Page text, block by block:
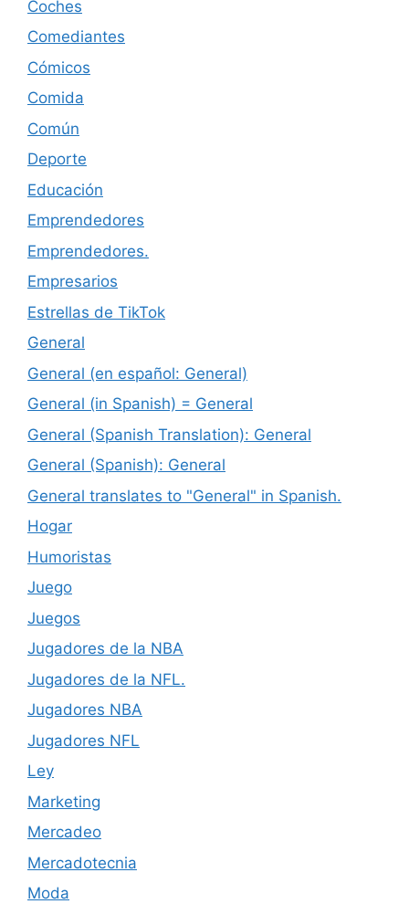
Coches
Comediantes
Cómicos
Comida
Común
Deporte
Educación
Emprendedores
Emprendedores.
Empresarios
Estrellas de TikTok
General
General (en español: General)
General (in Spanish) = General
General (Spanish Translation): General
General (Spanish): General
General translates to "General" in Spanish.
Hogar
Humoristas
Juego
Juegos
Jugadores de la NBA
Jugadores de la NFL.
Jugadores NBA
Jugadores NFL
Ley
Marketing
Mercadeo
Mercadotecnia
Moda